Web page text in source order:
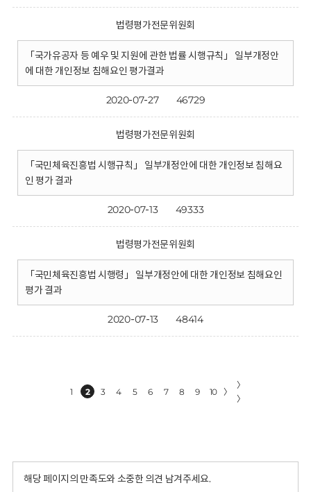
법령평가전문위원회
「국가유공자 등 예우 및 지원에 관한 법률 시행규칙」 일부개정안
에 대한 개인정보 침해요인 평가결과
2020-07-27 46729
법령평가전문위원회
「국민체육진흥법 시행규칙」 일부개정안에 대한 개인정보 침해요
인 평가 결과
2020-07-13 49333
법령평가전문위원회
「국민체육진흥법 시행령」 일부개정안에 대한 개인정보 침해요인
평가 결과
2020-07-13 48414
1 2 3 4 5 6 7 8 9 10 〉
〉
〉
해당 페이지의 만족도와 소중한 의견 남겨주세요.